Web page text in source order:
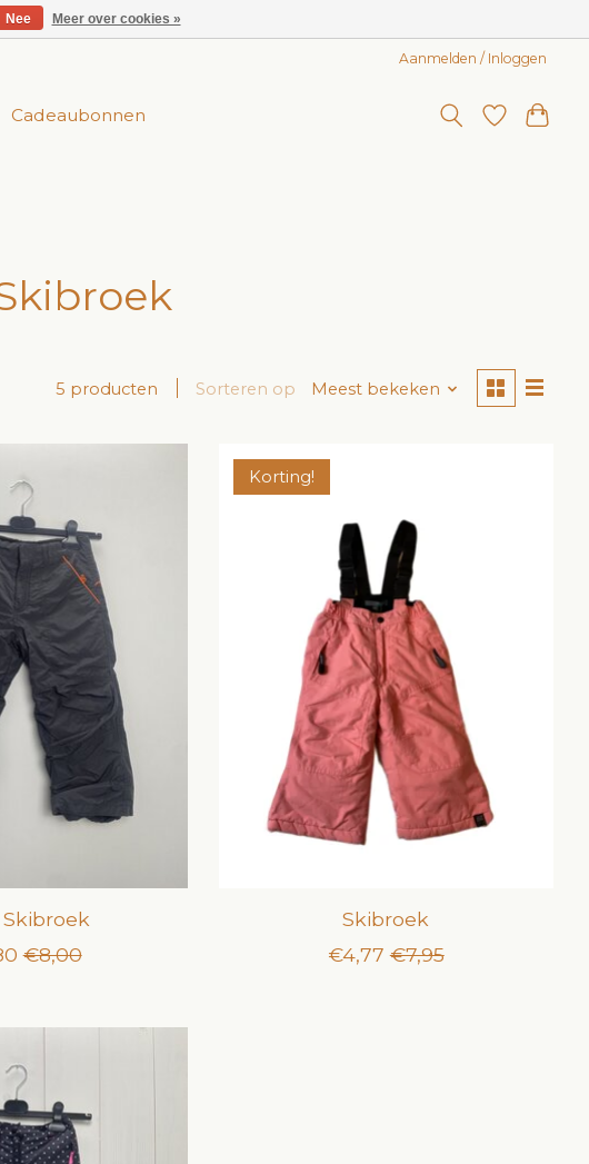
Aanmelden / Inloggen
Cadeaubonnen
5 producten Sorteren op Meest bekeken
Skibroek
€8,00
Korting!
Skibroek
€4,77 €7,95
Nee Meer over cookies »